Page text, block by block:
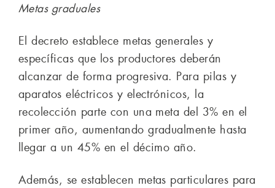
Metas graduales
El decreto establece metas generales y
específicas que los productores deberán
alcanzar de forma progresiva. Para pilas y
aparatos eléctricos y electrónicos, la
recolección parte con una meta del 3% en el
primer año, aumentando gradualmente hasta
llegar a un 45% en el décimo año.
Además, se establecen metas particulares para